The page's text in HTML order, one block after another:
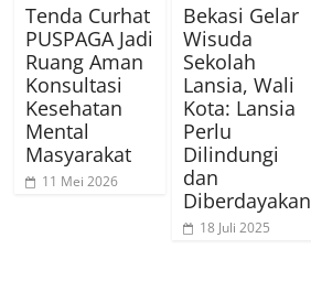
Tenda Curhat
PUSPAGA Jadi
Ruang Aman
Konsultasi
Kesehatan
Mental
Masyarakat
11 Mei 2026
Bekasi Gelar
Wisuda
Sekolah
Lansia, Wali
Kota: Lansia
Perlu
Dilindungi
dan
Diberdayakan
18 Juli 2025